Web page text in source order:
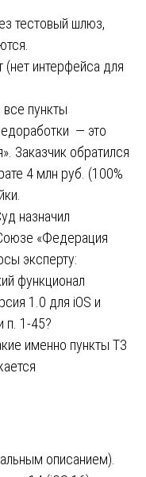
тестовый шлюз,
(нет интерфейса для
пункты
— это
Заказчик обратился
4 млн руб. (100%
назначил
«Федерация
эксперту:
функционал
1.0 для iOS и
п. 1-45?
именно пункты ТЗ
описанием).